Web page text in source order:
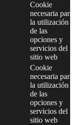
Cookie
necesaria para
la utilización
de las
opciones y
servicios del
sitio web
Cookie
necesaria para
la utilización
de las
opciones y
servicios del
sitio web